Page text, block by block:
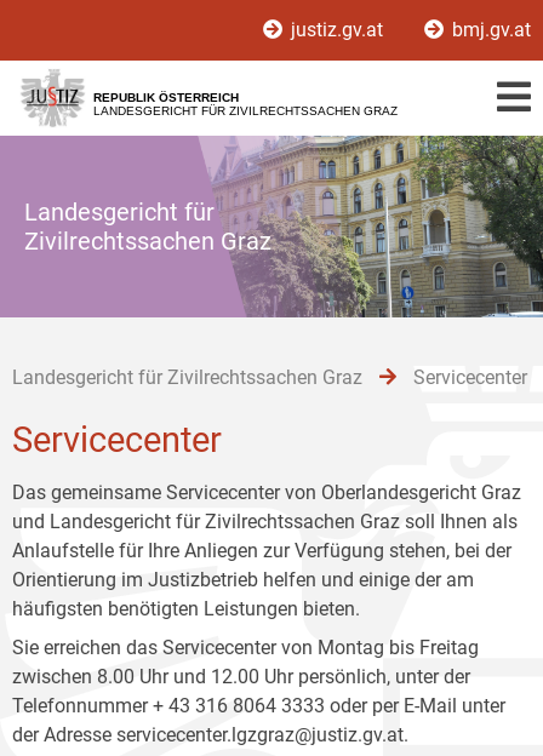
[1]
[2]
[3]
justiz.gv.at bmj.gv.at
REPUBLIK ÖSTERREICH
LANDESGERICHT FÜR ZIVILRECHTSSACHEN GRAZ
Landesgericht für
Zivilrechtssachen Graz
Landesgericht für Zivilrechtssachen Graz Servicecenter
Servicecenter
Das gemeinsame Servicecenter von Oberlandesgericht Graz
und Landesgericht für Zivilrechtssachen Graz soll Ihnen als
Anlaufstelle für Ihre Anliegen zur Verfügung stehen, bei der
Orientierung im Justizbetrieb helfen und einige der am
häufigsten benötigten Leistungen bieten.
Sie erreichen das Servicecenter von Montag bis Freitag
zwischen 8.00 Uhr und 12.00 Uhr persönlich, unter der
Telefonnummer + 43 316 8064 3333 oder per E-Mail unter
der Adresse servicecenter.lgzgraz@justiz.gv.at.